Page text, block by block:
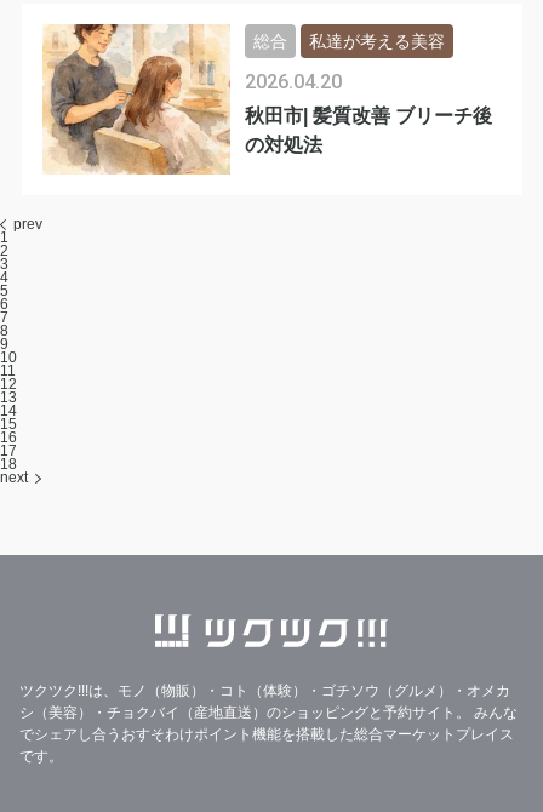
秋田市| 髪質改善 ブリーチ後
の対処法
2026.04.20
総合 私達が考える美容
prev
1
2
3
4
5
6
7
8
9
10
11
12
13
14
15
16
17
18
next
ツクツク!!!は、モノ（物販）・コト（体験）・ゴチソウ（グルメ）・オメカ
シ（美容）・チョクバイ（産地直送）のショッピングと予約サイト。
みんな
でシェアし合うおすそわけポイント機能を搭載した総合マーケットプレイス
です。